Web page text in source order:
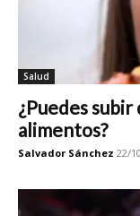
Salud
¿Puedes
alimentos?
Salvador Sánchez 22/